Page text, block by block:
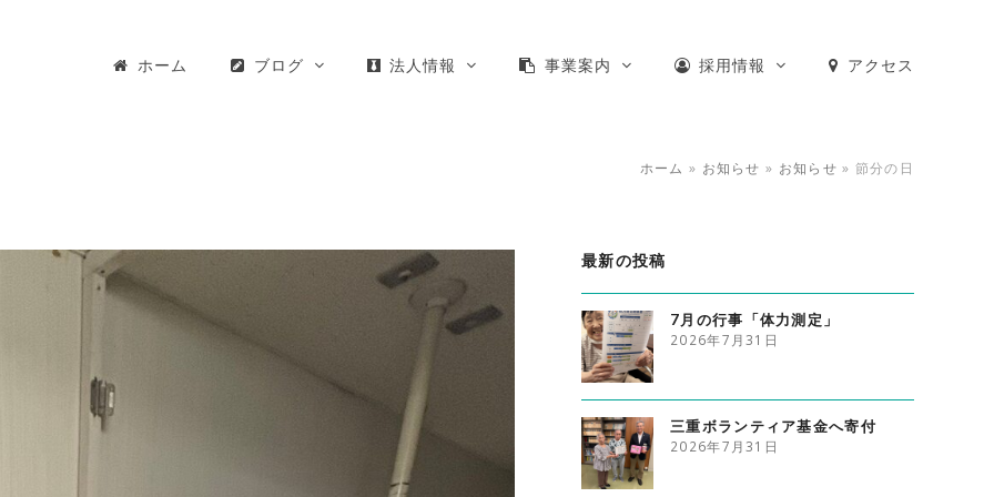
ホーム ブログ 法人情報 事業案内 採用情報 アクセス
ホーム » お知らせ » お知らせ » 節分の日
最新の投稿
7月の行事「体力測定」
2026年7月31日
三重ボランティア基金へ寄付
2026年7月31日